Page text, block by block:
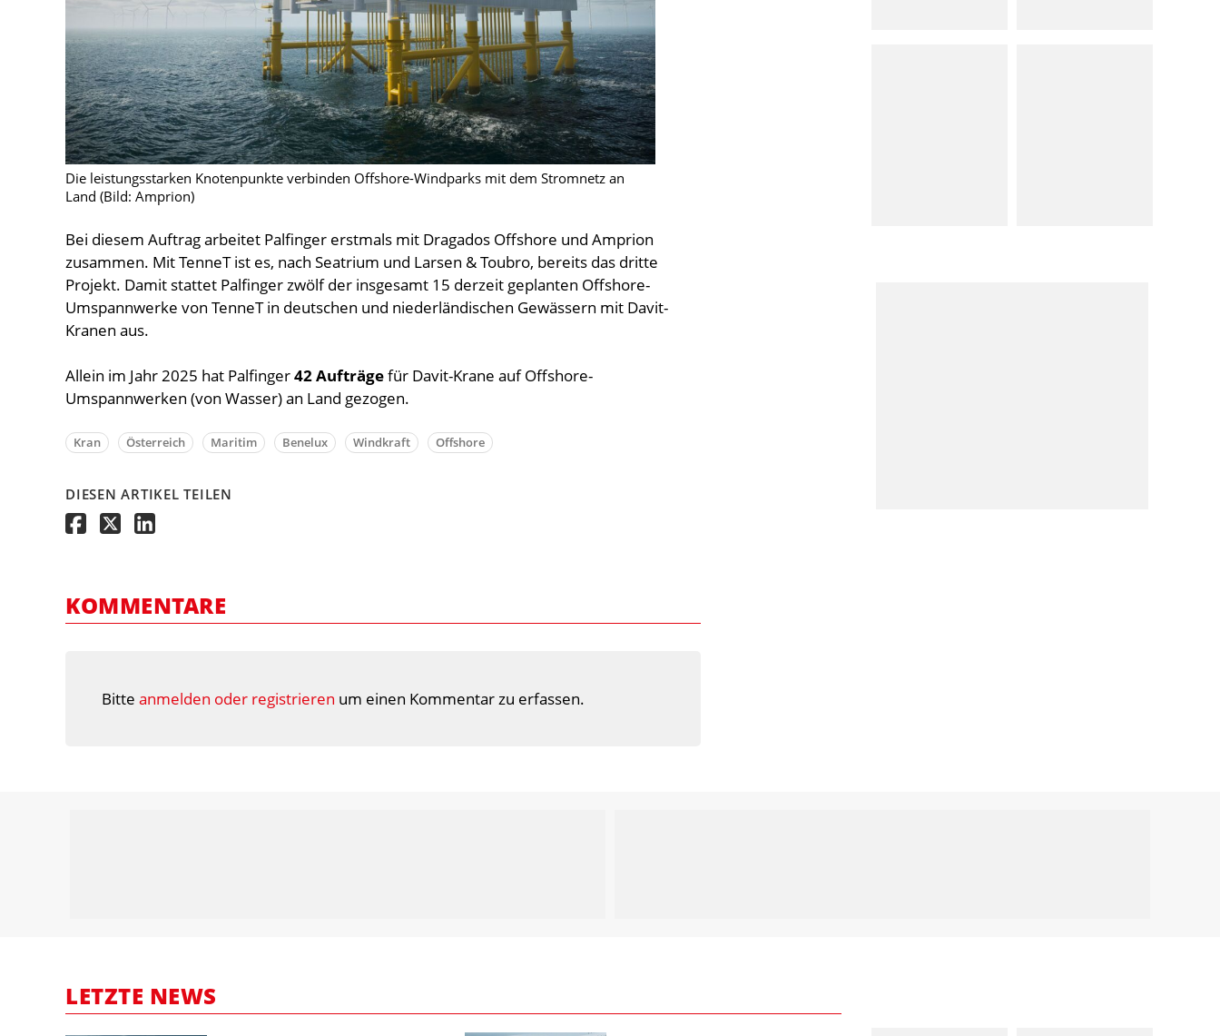
Die leistungsstarken Knotenpunkte verbinden Offshore-Windparks mit dem Stromnetz an
Land (Bild: Amprion)
Bei diesem Auftrag arbeitet Palfinger erstmals mit Dragados Offshore und Amprion
zusammen. Mit TenneT ist es, nach Seatrium und Larsen & Toubro, bereits das dritte
Projekt. Damit stattet Palfinger zwölf der insgesamt 15 derzeit geplanten Offshore-
Umspannwerke von TenneT in deutschen und niederländischen Gewässern mit Davit-
Kranen aus.
Allein im Jahr 2025 hat Palfinger42 Aufträgefür Davit-Krane auf Offshore-
Umspannwerken (von Wasser) an Land gezogen.
Kran Österreich Maritim Benelux Windkraft Offshore
DIESEN ARTIKEL TEILEN
KOMMENTARE
Bitte anmelden oder registrieren um einen Kommentar zu erfassen.
LETZTE NEWS